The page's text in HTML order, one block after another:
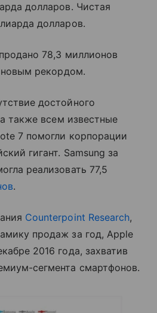
долларов. Чистая
долларов.
78,3 миллионов
новым рекордом.
достойного
также всем известные
7 помогли корпорации
гигант. Samsung за
реализовать 77,5
.
Counterpoint Research,
продаж за год, Apple
2016 года, захватив
сегмента смартфонов.